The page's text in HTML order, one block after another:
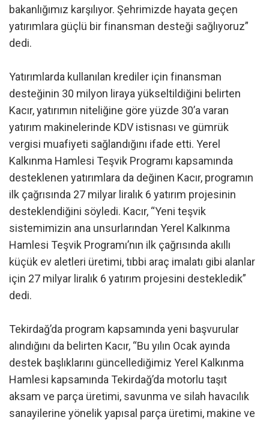
bakanlığımız karşılıyor. Şehrimizde hayata geçen
yatırımlara güçlü bir finansman desteği sağlıyoruz”
dedi.
Yatırımlarda kullanılan krediler için finansman
desteğinin 30 milyon liraya yükseltildiğini belirten
Kacır, yatırımın niteliğine göre yüzde 30’a varan
yatırım makinelerinde KDV istisnası ve gümrük
vergisi muafiyeti sağlandığını ifade etti. Yerel
Kalkınma Hamlesi Teşvik Programı kapsamında
desteklenen yatırımlara da değinen Kacır, programın
ilk çağrısında 27 milyar liralık 6 yatırım projesinin
desteklendiğini söyledi. Kacır, “Yeni teşvik
sistemimizin ana unsurlarından Yerel Kalkınma
Hamlesi Teşvik Programı’nın ilk çağrısında akıllı
küçük ev aletleri üretimi, tıbbi araç imalatı gibi alanlar
için 27 milyar liralık 6 yatırım projesini destekledik”
dedi.
Tekirdağ’da program kapsamında yeni başvurular
alındığını da belirten Kacır, “Bu yılın Ocak ayında
destek başlıklarını güncellediğimiz Yerel Kalkınma
Hamlesi kapsamında Tekirdağ’da motorlu taşıt
aksam ve parça üretimi, savunma ve silah havacılık
sanayilerine yönelik yapısal parça üretimi, makine ve